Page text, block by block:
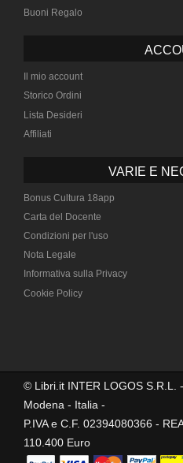
Buoni Regalo
Il mio account
Storico Ordini
Lista Desideri
Affiliati
VARIE E
Bonus Cultura 18app
Carta del Docente
Condizioni per l'uso
Nota Legale
Informativa sulla Privacy
Cookie Policy
© Libri.it INTER LOGOS S.R.L.
Modena - Italia -
P.IVA e C.F. 02394080366 -
110.400 Euro